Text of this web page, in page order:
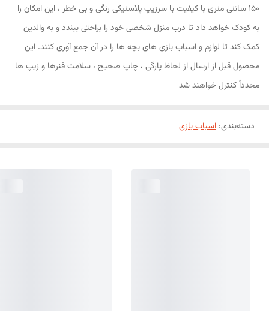
150 سانتی متری با کیفیت با سرزیپ پلاستیکی رنگی و بی خطر ، این امکان را
به کودک خواهد داد تا درب منزل شخصی خود را براحتی ببندد و به والدین
کمک کند تا لوازم و اسباب بازی های بچه ها را در آن جمع آوری کنند. این
محصول قبل از ارسال از لحاظ پارگی ، چاپ صحیح ، سلامت فنرها و زیپ ها
مجدداً کنترل خواهند شد
دسته‌بندی: اسباب بازی